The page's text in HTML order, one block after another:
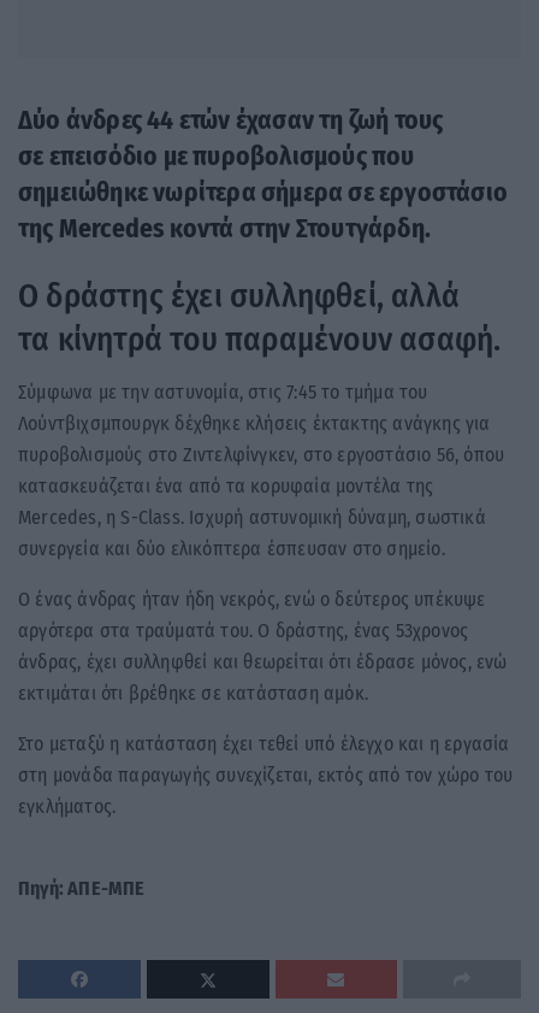
Δύο άνδρες 44 ετών έχασαν τη ζωή τους
σε επεισόδιο με πυροβολισμούς που
σημειώθηκε νωρίτερα σήμερα σε εργοστάσιο
της Mercedes κοντά στην Στουτγάρδη.
Ο δράστης έχει συλληφθεί, αλλά
τα κίνητρά του παραμένουν ασαφή.
Σύμφωνα με την αστυνομία, στις 7:45 το τμήμα του
Λούντβιχσμπουργκ δέχθηκε κλήσεις έκτακτης ανάγκης για
πυροβολισμούς στο Ζιντελφίνγκεν, στο εργοστάσιο 56, όπου
κατασκευάζεται ένα από τα κορυφαία μοντέλα της
Mercedes, η S-Class. Ισχυρή αστυνομική δύναμη, σωστικά
συνεργεία και δύο ελικόπτερα έσπευσαν στο σημείο.
Ο ένας άνδρας ήταν ήδη νεκρός, ενώ ο δεύτερος υπέκυψε
αργότερα στα τραύματά του. Ο δράστης, ένας 53χρονος
άνδρας, έχει συλληφθεί και θεωρείται ότι έδρασε μόνος, ενώ
εκτιμάται ότι βρέθηκε σε κατάσταση αμόκ.
Στο μεταξύ η κατάσταση έχει τεθεί υπό έλεγχο και η εργασία
στη μονάδα παραγωγής συνεχίζεται, εκτός από τον χώρο του
εγκλήματος.
Πηγή: ΑΠΕ-ΜΠΕ